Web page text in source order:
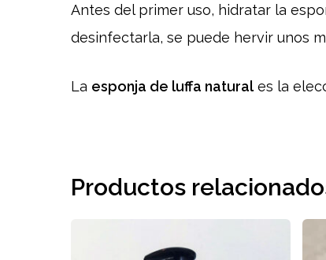
Antes del primer uso, hidratar la
desinfectarla, se puede hervir unos
La esponja de luffa naturales la
Productos